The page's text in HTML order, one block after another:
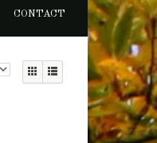
CONTACT